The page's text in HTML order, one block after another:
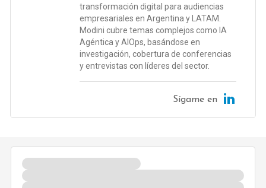
transformación digital para audiencias
empresariales en Argentina y LATAM.
Modini cubre temas complejos como IA
Agéntica y AIOps, basándose en
investigación, cobertura de conferencias
y entrevistas con líderes del sector.
Sígame en